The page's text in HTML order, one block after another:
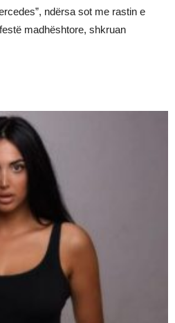
ndërsa sot me rastin e
madhështore, shkruan